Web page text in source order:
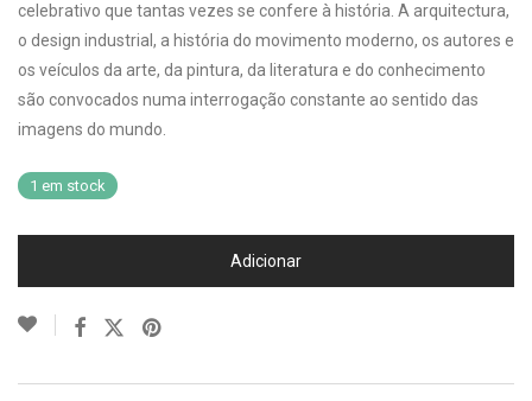
celebrativo que tantas vezes se confere à história. A arquitectura,
o design industrial, a história do movimento moderno, os autores e
os veículos da arte, da pintura, da literatura e do conhecimento
são convocados numa interrogação constante ao sentido das
imagens do mundo.
1 em stock
Adicionar